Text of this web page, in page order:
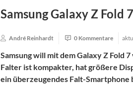
Samsung Galaxy Z Fold
André Reinhardt 0 Kommentare
Samsung will mit dem Galaxy Z Fold
Falter ist kompakter, hat größere
ein überzeugendes Falt-